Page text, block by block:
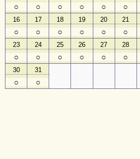
子
ど
も
向
け
イ
ベ
ン
ト
ガ
イ
○ ○ ○ ○ ○ ○
16
○
17
○
18
○
19
○
20
○
21
○
23
○
24
○
25
○
26
○
27
○
28
○
30
○
31
○